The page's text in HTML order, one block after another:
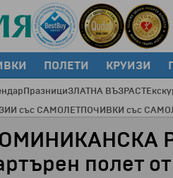
ПОЛЕТИ КРУИЗИ
ПразнициЗЛАТНА ВЪЗРАСТ
със САМОЛЕТПОЧИВКИ със
полет